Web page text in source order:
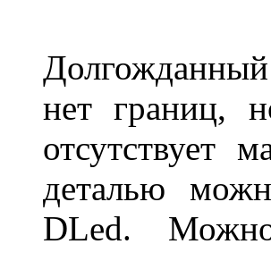
нет границ,
отсутствует
деталью
DLed.